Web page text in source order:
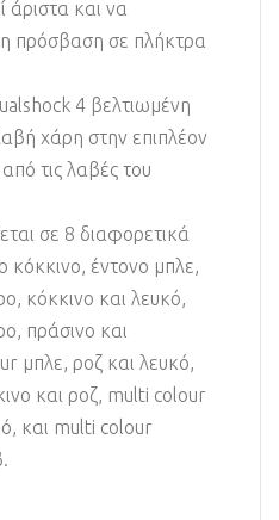
άριστα και να
πρόσβαση σε πλήκτρα
4 βελτιωμένη
χάρη στην επιπλέον
τις λαβές του
σε 8 διαφορετικά
έντονο μπλε,
κόκκινο και λευκό,
πράσινο και
μπλε, ροζ και λευκό,
και ροζ, multi colour
και multi colour